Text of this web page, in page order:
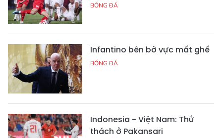
BÓNG ĐÁ
Infantino bên bờ vực mất ghế
BÓNG ĐÁ
Indonesia - Việt Nam: Thử
thách ở Pakansari